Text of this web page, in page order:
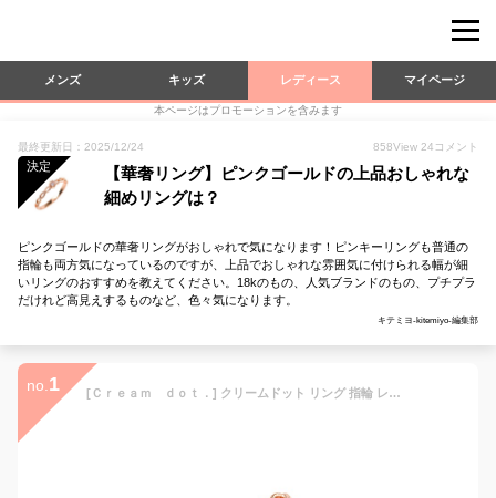
メンズ キッズ レディース マイページ
本ページはプロモーションを含みます
最終更新日：2025/12/24 858View 24 コメント
決定
【華奢リング】ピンクゴールドの上品おしゃれな
細めリングは？
ピンクゴールドの華奢リングがおしゃれで気になります！ピンキーリングも普通の
指輪も両方気になっているのですが、上品でおしゃれな雰囲気に付けられる幅が細
いリングのおすすめを教えてください。18kのもの、人気ブランドのもの、プチプラ
だけれど高見えするものなど、色々気になります。
キテミヨ-kitemiyo-編集部
no. 1 [Ｃｒｅａｍ ｄｏｔ．] クリームドット リング 指輪 レディース 人気 18kコーティング リング ピンキーリング アクセサリー ツイスト 一粒 ジルコニア ビジュー【Aタイプ：ピンクゴールド×3号(pinke)】